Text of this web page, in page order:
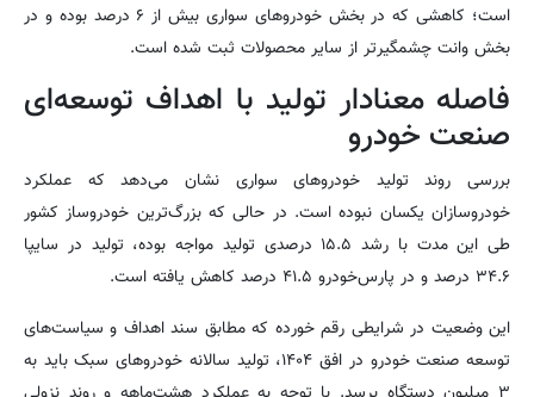
است؛ کاهشی که در بخش خودروهای سواری بیش از ۶ درصد بوده و در
بخش وانت چشمگیرتر از سایر محصولات ثبت شده است.
فاصله معنادار تولید با اهداف توسعه‌ای
صنعت خودرو
بررسی روند تولید خودروهای سواری نشان می‌دهد که عملکرد
خودروسازان یکسان نبوده است. در حالی که بزرگ‌ترین خودروساز کشور
طی این مدت با رشد ۱۵.۵ درصدی تولید مواجه بوده، تولید در سایپا
۳۴.۶ درصد و در پارس‌خودرو ۴۱.۵ درصد کاهش یافته است.
این وضعیت در شرایطی رقم خورده که مطابق سند اهداف و سیاست‌های
توسعه صنعت خودرو در افق ۱۴۰۴، تولید سالانه خودروهای سبک باید به